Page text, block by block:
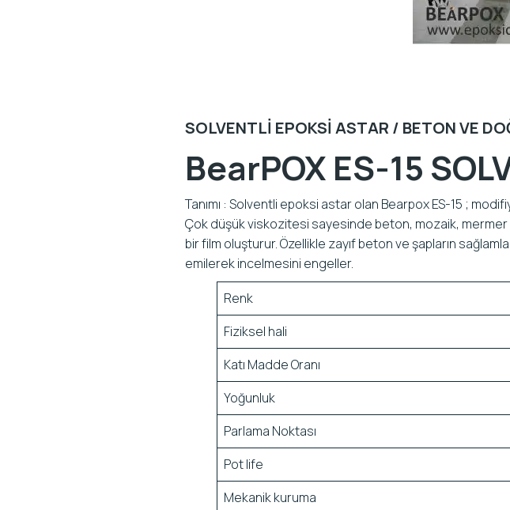
SOLVENTLI EPOKSI ASTAR / BETON VE
BearPOX ES-15
Tanımı : Solventli epoksi astar olan Bearpox ES-15 ;
Çok düşük viskozitesi sayesinde beton, mozaik,
bir film oluşturur. Özellikle zayıf beton ve şapların
emilerek incelmesini engeller.
Renk
Fiziksel hali
Katı Madde Oranı
Yoğunluk
Parlama Noktası
Pot life
Mekanik kuruma